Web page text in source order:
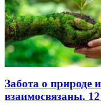
Забота о природе
взаимосвязаны. 12